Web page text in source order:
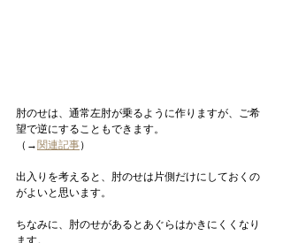
肘のせは、通常左肘が乗るように作りますが、ご希
望で逆にすることもできます。
（→ 関連記事）
出入りを考えると、肘のせは片側だけにしておくの
がよいと思います。
ちなみに、肘のせがあるとあぐらはかきにくくなり
ます。